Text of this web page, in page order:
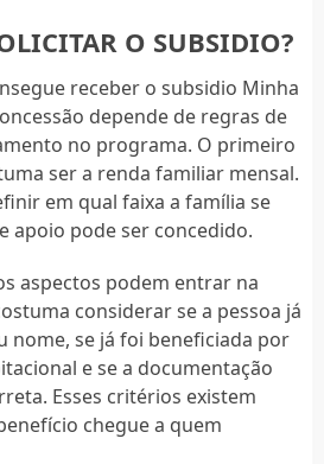
O SUBSIDIO?
receber o subsidio Minha
depende de regras de
no programa. O primeiro
ser a renda familiar mensal.
em qual faixa a família se
apoio pode ser concedido.
aspectos podem entrar na
considerar se a pessoa já
nome, se já foi beneficiada por
e se a documentação
Esses critérios existem
chegue a quem